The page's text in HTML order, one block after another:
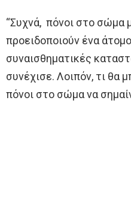
“Συχνά, πόνοι στο σώμα
προειδοποιούν ένα
συναισθηματικές
συνέχισε. Λοιπόν, τι θα
πόνοι στο σώμα να